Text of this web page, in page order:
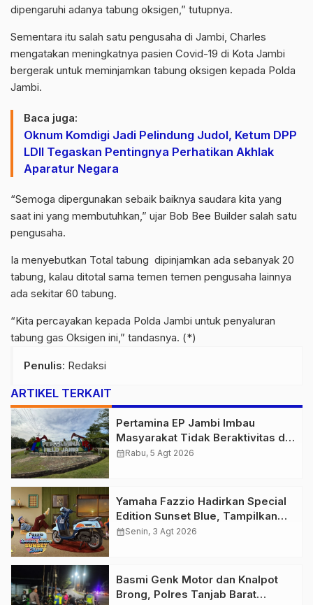
dipengaruhi adanya tabung oksigen,” tutupnya.
Sementara itu salah satu pengusaha di Jambi, Charles
mengatakan meningkatnya pasien Covid-19 di Kota Jambi
bergerak untuk meminjamkan tabung oksigen kepada Polda
Jambi.
Baca juga:
Oknum Komdigi Jadi Pelindung Judol, Ketum DPP
LDII Tegaskan Pentingnya Perhatikan Akhlak
Aparatur Negara
“Semoga dipergunakan sebaik baiknya saudara kita yang
saat ini yang membutuhkan,” ujar Bob Bee Builder salah satu
pengusaha.
Ia menyebutkan Total tabung dipinjamkan ada sebanyak 20
tabung, kalau ditotal sama temen temen pengusaha lainnya
ada sekitar 60 tabung.
“Kita percayakan kepada Polda Jambi untuk penyaluran
tabung gas Oksigen ini,” tandasnya. (*)
Penulis: Redaksi
ARTIKEL TERKAIT
Pertamina EP Jambi Imbau
Masyarakat Tidak Beraktivitas di
Atas Jalur Pipa Migas Demi
calendar_monthRabu, 5 Agt 2026
Yamaha Fazzio Hadirkan Special
Edition Sunset Blue, Tampilkan
Nuansa Retro Summer yang
calendar_monthSenin, 3 Agt 2026
Basmi Genk Motor dan Knalpot
Brong, Polres Tanjab Barat